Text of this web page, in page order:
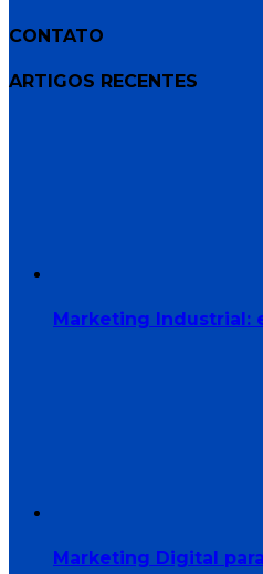
CONTATO
ARTIGOS RECENTES
Marketing Industrial:
Marketing Digital